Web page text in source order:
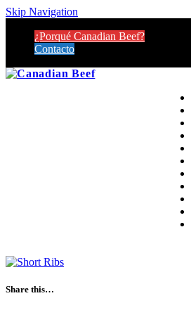
Skip Navigation
¿Porqué Canadian Beef?
Contacto
Share this…